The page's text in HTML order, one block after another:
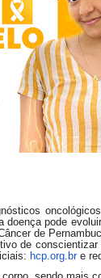
pode
de
de
hcp.org.bre